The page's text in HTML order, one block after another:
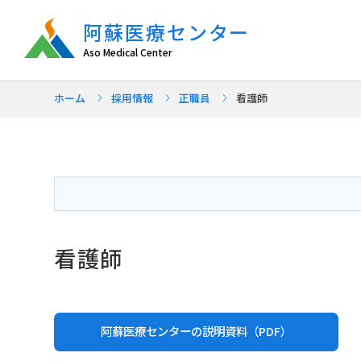
阿蘇医療センター
Aso Medical Center
ホーム 採用情報 正職員 看護師
看護師
阿蘇医療センターの説明資料（PDF）